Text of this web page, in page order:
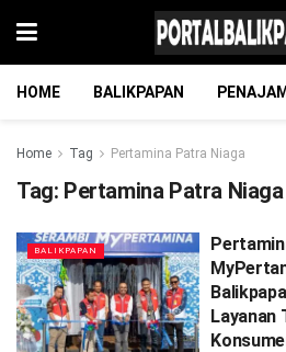
HOME BALIKPAPAN PENAJAM
Home Tag Pertamina Patra Niaga
Tag: Pertamina Patra Niaga
BALIKPAPAN
Layanan